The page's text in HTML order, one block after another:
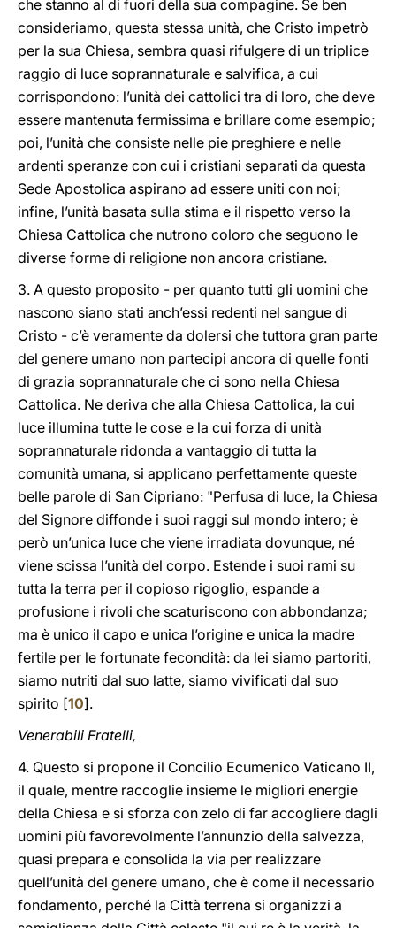
che stanno al di fuori della sua compagine. Se ben
consideriamo, questa stessa unità, che Cristo impetrò
per la sua Chiesa, sembra quasi rifulgere di un triplice
raggio di luce soprannaturale e salvifica, a cui
corrispondono: l’unità dei cattolici tra di loro, che deve
essere mantenuta fermissima e brillare come esempio;
poi, l’unità che consiste nelle pie preghiere e nelle
ardenti speranze con cui i cristiani separati da questa
Sede Apostolica aspirano ad essere uniti con noi;
infine, l’unità basata sulla stima e il rispetto verso la
Chiesa Cattolica che nutrono coloro che seguono le
diverse forme di religione non ancora cristiane.
3. A questo proposito - per quanto tutti gli uomini che
nascono siano stati anch’essi redenti nel sangue di
Cristo - c’è veramente da dolersi che tuttora gran parte
del genere umano non partecipi ancora di quelle fonti
di grazia soprannaturale che ci sono nella Chiesa
Cattolica. Ne deriva che alla Chiesa Cattolica, la cui
luce illumina tutte le cose e la cui forza di unità
soprannaturale ridonda a vantaggio di tutta la
comunità umana, si applicano perfettamente queste
belle parole di San Cipriano: "Perfusa di luce, la Chiesa
del Signore diffonde i suoi raggi sul mondo intero; è
però un’unica luce che viene irradiata dovunque, né
viene scissa l’unità del corpo. Estende i suoi rami su
tutta la terra per il copioso rigoglio, espande a
profusione i rivoli che scaturiscono con abbondanza;
ma è unico il capo e unica l’origine e unica la madre
fertile per le fortunate fecondità: da lei siamo partoriti,
siamo nutriti dal suo latte, siamo vivificati dal suo
spirito [10].
Venerabili Fratelli,
4. Questo si propone il Concilio Ecumenico Vaticano II,
il quale, mentre raccoglie insieme le migliori energie
della Chiesa e si sforza con zelo di far accogliere dagli
uomini più favorevolmente l’annunzio della salvezza,
quasi prepara e consolida la via per realizzare
quell’unità del genere umano, che è come il necessario
fondamento, perché la Città terrena si organizzi a